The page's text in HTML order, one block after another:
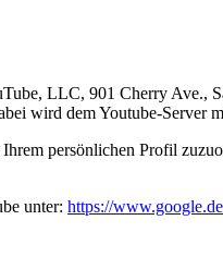
LLC, 901 Cherry
wird dem Youtube-Server
persönlichen Profil
unter: https://